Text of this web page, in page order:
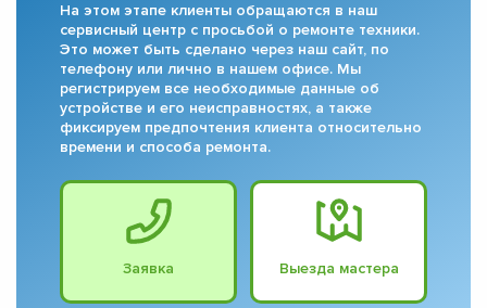
На этом этапе клиенты обращаются в наш
сервисный центр с просьбой о ремонте техники.
Это может быть сделано через наш сайт, по
телефону или лично в нашем офисе. Мы
регистрируем все необходимые данные об
устройстве и его неисправностях, а также
фиксируем предпочтения клиента относительно
времени и способа ремонта.
Заявка Выезда мастера